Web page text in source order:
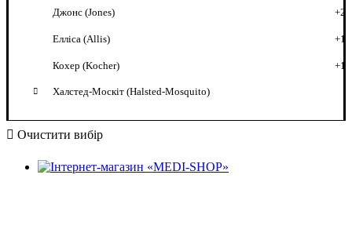
Джонс (Jones) +2
Елліса (Allis) +1
Кохер (Kocher) +1
Халстед-Москіт (Halsted-Mosquito)
Очистити вибір